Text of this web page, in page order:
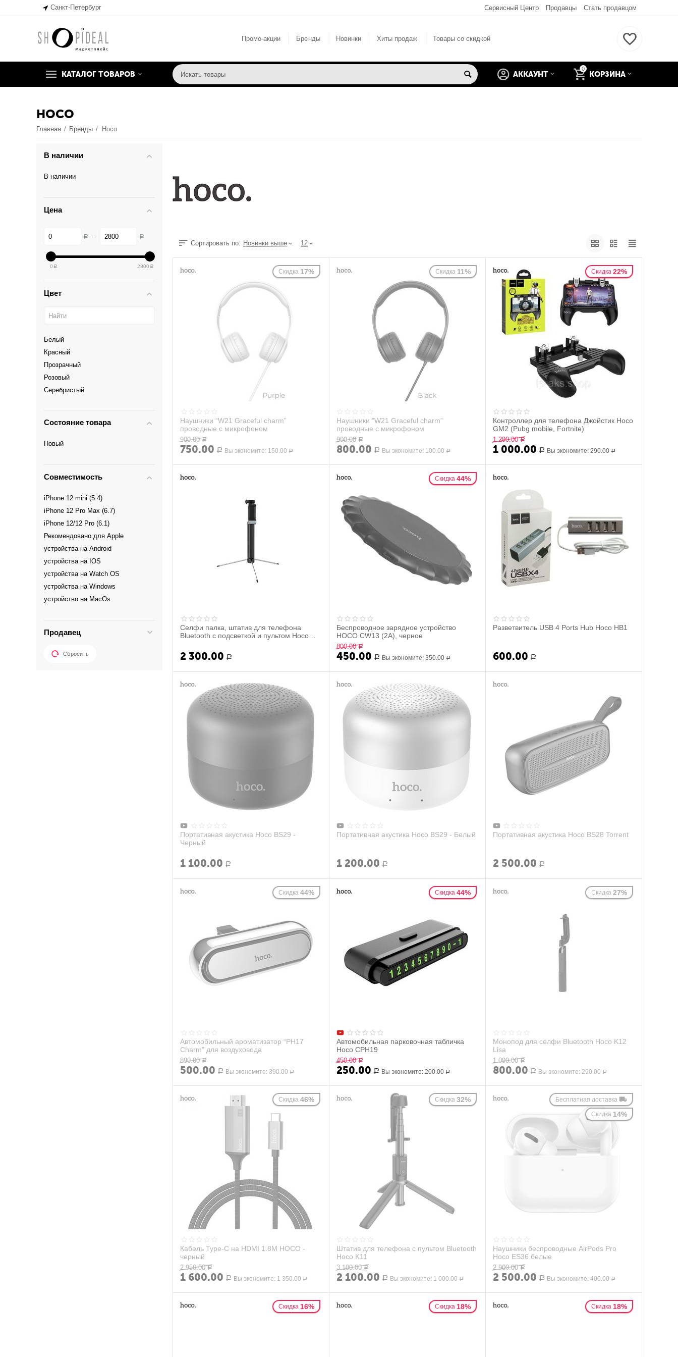
Санкт-Петербург Сервисный Центр Продавцы Стать продавцом
Промо-акции Бренды Новинки Хиты продаж Товары со скидкой
КАТАЛОГ ТОВАРОВ
0
КОРЗИНА
АККАУНТ
HOCO
Главная / Бренды / Hoco
Сортировать по: Новинки выше 12
Скидка 17%
Наушники “W21 Graceful charm”
проводные с микрофоном
900.00 Р
750.00 Р Вы экономите: 150.00 Р
Скидка 11%
Наушники “W21 Graceful charm”
проводные с микрофоном
900.00 Р
800.00 Р Вы экономите: 100.00 Р
Скидка 22%
Контроллер для телефона Джойстик Hoco
GM2 (Pubg mobile, Fortnite)
1 290.00 Р
1 000.00 Р Вы экономите:290.00 Р
Селфи палка, штатив для телефона
Bluetooth с подсветкой и пультом Hoco
2 300.00 Р
Скидка 44%
Беспроводное зарядное устройство
HOCO CW13 (2А), черное
800.00 Р
450.00 Р Вы экономите:350.00 Р
Разветвитель USB 4 Ports Hub Hoco HB1
600.00 Р
Портативная акустика Hoco BS29 -
Черный
1 100.00 Р
Портативная акустика Hoco BS29 - Белый
1 200.00 Р
Портативная акустика Hoco BS28 Torrent
2 500.00 Р
Скидка 44%
Автомобильный ароматизатор “PH17
Charm” для воздуховода
890.00 Р
500.00 Р Вы экономите:390.00 Р
Скидка 44%
Автомобильная парковочная табличка
Hoco CPH19
450.00 Р
250.00 Р Вы экономите:200.00 Р
Скидка 27%
Монопод для селфи Bluetooth Hoco K12
Lisa
1 090.00 Р
800.00 Р Вы экономите:290.00 Р
Скидка 46%
Кабель Type-C на HDMI 1.8M HOCO -
черный
2 950.00 Р
1 600.00 Р Вы экономите: 1 350.00 Р
Скидка 32%
Штатив для телефона с пультом Bluetooth
Hoco K11
3 100.00 Р
2 100.00 Р Вы экономите: 1 000.00 Р
Бесплатная доставка
Скидка 14%
Наушники беспроводные AirPods Pro
Hoco ES36 белые
2 900.00 Р
2 500.00 Р Вы экономите:400.00 Р
Скидка 16% Скидка 18% Скидка 18%
В наличии
В наличии
Цена
Р – Р
0 Р 2800 Р
Цвет
Белый
Красный
Прозрачный
Розовый
Серебристый
Черный
Состояние товара
Новый
Совместимость
iPhone 12 mini (5.4)
iPhone 12 Pro Max (6.7)
iPhone 12/12 Pro (6.1)
Рекомендовано для Apple
устройства на Android
устройства на IOS
устройства на Watch OS
устройства на Windows
устройство на MacOs
Продавец
Сбросить